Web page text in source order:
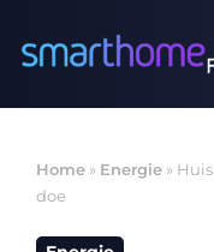
naar
Home » Energie »
doe